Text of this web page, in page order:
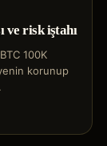
ve risk iştahı
100K
korunup